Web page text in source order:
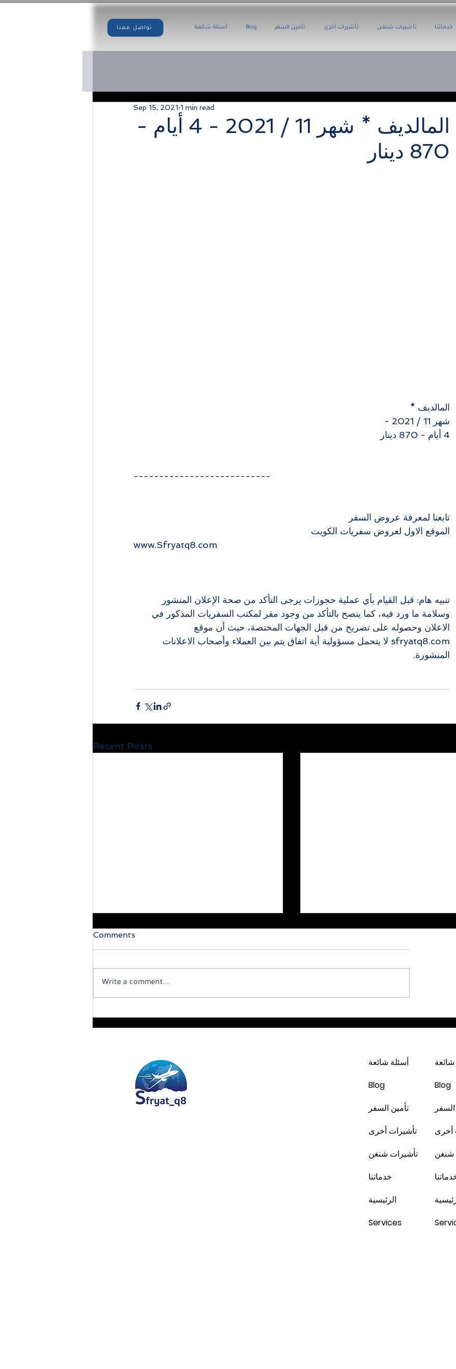
تواصل معنا أسئلة شائعة Blog تأمين السفر تأشيرات أخرى تأشيرات شنغن خدماتنا
المالديف * شهر 11 / 2021 - 4 أيام -
870 دينار
Sep 15, 2021 1 min read
المالديف *
شهر 11 / 2021 -
4 أيام - 870 دينار
---------------------------
تابعنا لمعرفة عروض السفر
الموقع الاول لعروض سفريات الكويت
www.Sfryatq8.com
تنبيه هام: قبل القيام بأي عملية حجوزات يرجى التأكد من صحة الإعلان المنشور
وسلامة ما ورد فيه، كما ينصح بالتأكد من وجود مقر لمكتب السفريات المذكور في
الاعلان وحصوله على تصريح من قبل الجهات المختصة، حيث أن موقع
sfryatq8.com لا يتحمل مسؤولية أية اتفاق يتم بين العملاء وأصحاب الاعلانات
المنشورة.
Recent Posts
Comments
Write a comment...
أسئلة شائعة
Blog
تأمين السفر
تأشيرات أخرى
تأشيرات شنغن
خدماتنا
الرئيسية
Services
Blog
أخرى
شنغن